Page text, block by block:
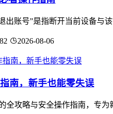
出账号”是指断开当前设备
2026-08-06
南，新手也能零失误
全攻略与安全操作指南，专